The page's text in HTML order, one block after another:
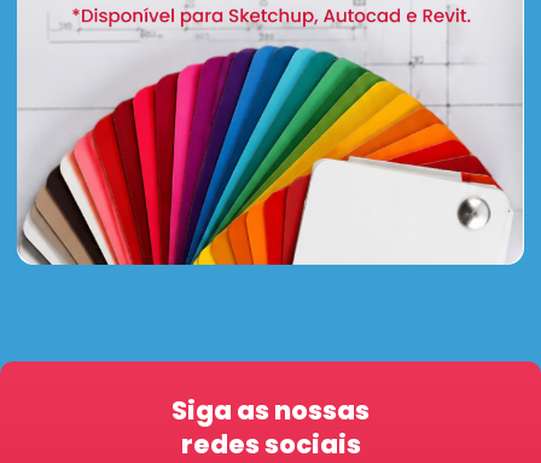
Siga as nossas
redes sociais